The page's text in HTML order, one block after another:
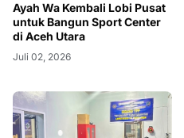
Ayah Wa Kembali Lobi Pusat
untuk Bangun Sport Center
di Aceh Utara
Juli 02, 2026